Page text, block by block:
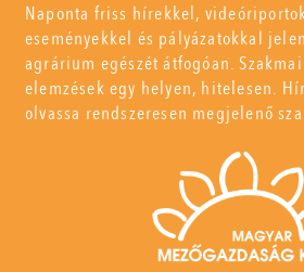
Naponta friss hírekkel,
eseményekkel és pályázatokkal
agrárium egészét átfogóan.
elemzések egy helyen, hitelesen.
olvassa rendszeresen megjelenő